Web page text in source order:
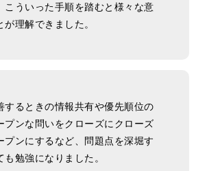
こういった手順を踏むと様々な意
が理解できました。
するときの情報共有や優先順位の
プンな問いをクローズにクローズ
プンにするなど、問題点を深堀す
勉強になりました。